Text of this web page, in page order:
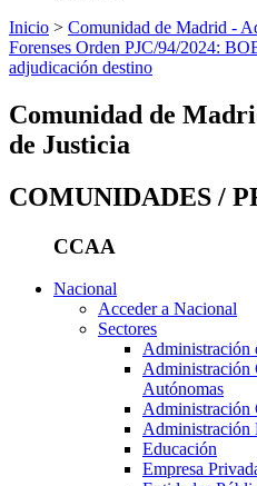
Inicio > Comunidad de Madrid -
Forenses Orden PJC/94/2024:
adjudicación destino
Comunidad de
de Justicia
COMUNIDADES /
CCAA
Nacional
Acceder a Nacional
Sectores
Administración
Administración
Autónomas
Administración
Administración
Educación
Empresa